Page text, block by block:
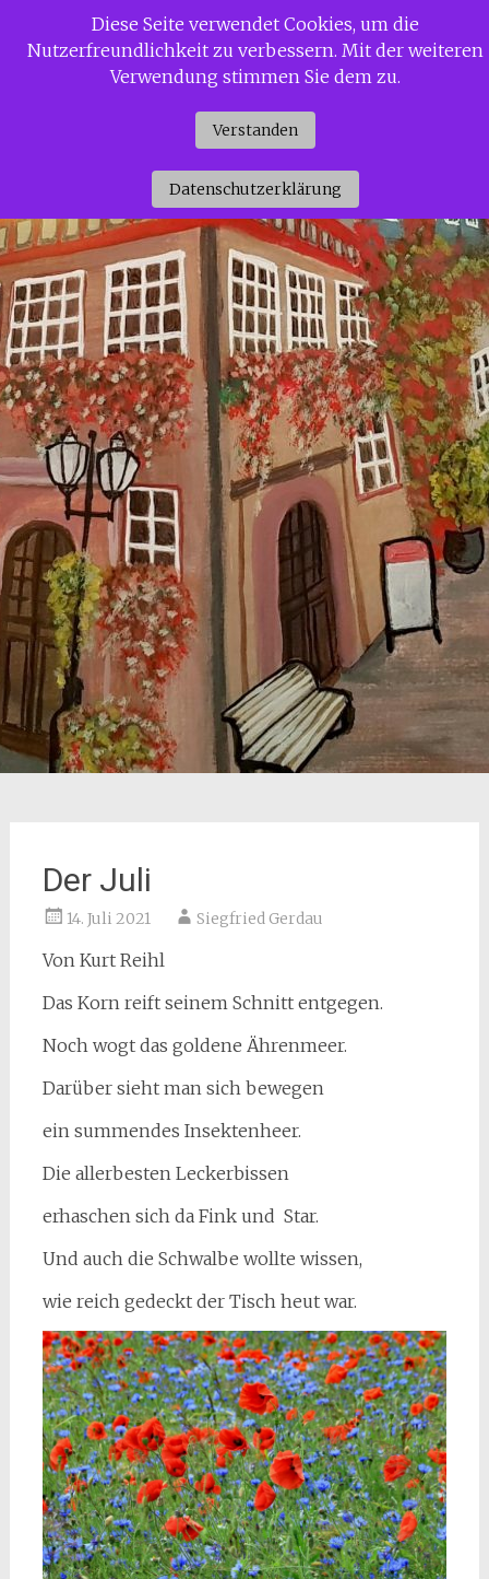
InhaltSiggi Gerdaus Welt
Der Juli
14. Juli 2021 Siegfried Gerdau
Von Kurt Reihl
Das Korn reift seinem Schnitt entgegen.
Noch wogt das goldene Ährenmeer.
Darüber sieht man sich bewegen
ein summendes Insektenheer.
Die allerbesten Leckerbissen
erhaschen sich da Fink und Star.
Und auch die Schwalbe wollte wissen,
wie reich gedeckt der Tisch heut war.
Diese Seite verwendet Cookies, um die
Nutzerfreundlichkeit zu verbessern. Mit der weiteren
Verwendung stimmen Sie dem zu.
Verstanden
Datenschutzerklärung